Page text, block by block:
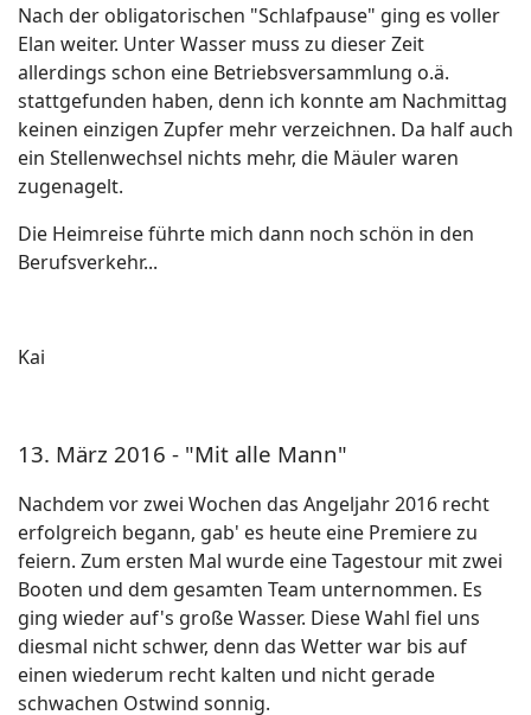
Nach der obligatorischen "Schlafpause" ging es voller
Elan weiter. Unter Wasser muss zu dieser Zeit
allerdings schon eine Betriebsversammlung o.ä.
stattgefunden haben, denn ich konnte am Nachmittag
keinen einzigen Zupfer mehr verzeichnen. Da half auch
ein Stellenwechsel nichts mehr, die Mäuler waren
zugenagelt.
Die Heimreise führte mich dann noch schön in den
Berufsverkehr...
Kai
13. März 2016 - "Mit alle Mann"
Nachdem vor zwei Wochen das Angeljahr 2016 recht
erfolgreich begann, gab' es heute eine Premiere zu
feiern. Zum ersten Mal wurde eine Tagestour mit zwei
Booten und dem gesamten Team unternommen. Es
ging wieder auf's große Wasser. Diese Wahl fiel uns
diesmal nicht schwer, denn das Wetter war bis auf
einen wiederum recht kalten und nicht gerade
schwachen Ostwind sonnig.